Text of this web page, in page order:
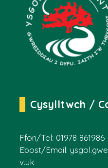
Cysylltwch /
Ffon/Tel: 01978 861986
Ebost/Email:
v.uk